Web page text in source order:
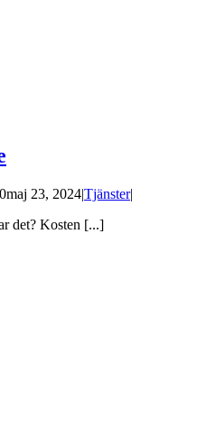
maj 23, 2024|Tjänster|
det? Kosten [...]